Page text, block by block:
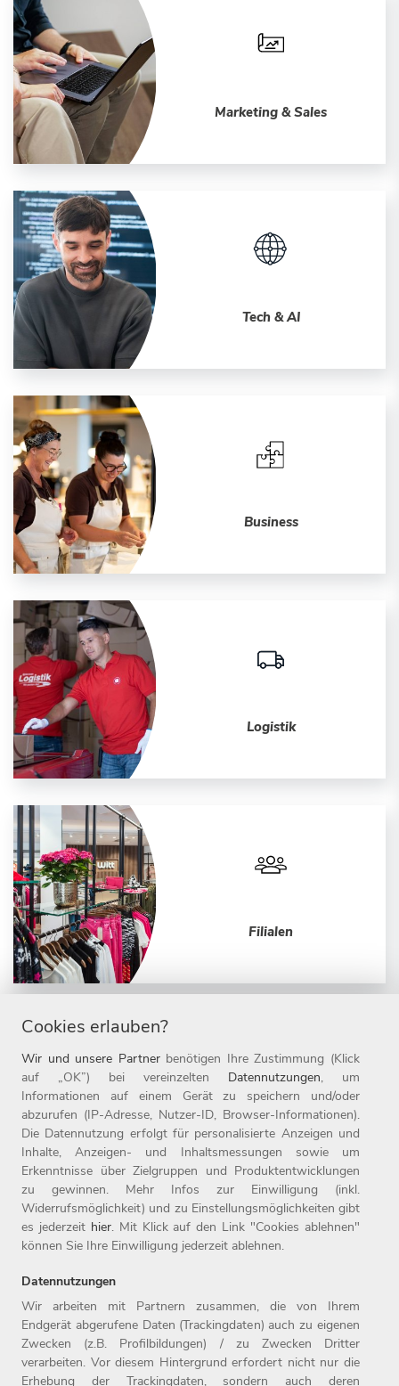
Marketing & Sales
Tech & AI
Business
Logistik
Filialen
DU HAST FRAGEN?
Dann wende Dich gerne an uns!
Deine Ansprechpartner
Home
Arbeitgeber
Jobs
Initiativbewerbung
Compliance
Datenschutz
Cookies erlauben?
Wir und unsere Partnerbenötigen Ihre Zustimmung (Klick
auf „OK”) bei vereinzelten Datennutzungen, um
Informationen auf einem Gerät zu speichern und/oder
abzurufen (IP-Adresse, Nutzer-ID, Browser-Informationen).
Die Datennutzung erfolgt für personalisierte Anzeigen und
Inhalte, Anzeigen- und Inhaltsmessungen sowie um
Erkenntnisse über Zielgruppen und Produktentwicklungen
zu gewinnen. Mehr Infos zur Einwilligung (inkl.
Widerrufsmöglichkeit) und zu Einstellungsmöglichkeiten gibt
es jederzeit hier. Mit Klick auf den Link "Cookies ablehnen"
können Sie Ihre Einwilligung jederzeit ablehnen.
Datennutzungen
Wir arbeiten mit Partnern zusammen, die von Ihrem
Endgerät abgerufene Daten (Trackingdaten) auch zu eigenen
Zwecken (z.B. Profilbildungen) / zu Zwecken Dritter
verarbeiten. Vor diesem Hintergrund erfordert nicht nur die
Erhebung der Trackingdaten, sondern auch deren